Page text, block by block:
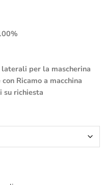
per la mascherina
Ricamo a macchina
su richiesta